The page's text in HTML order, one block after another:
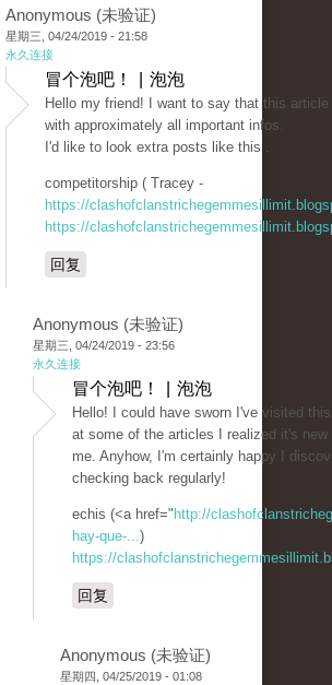
Anonymous (未验证)
星期三, 04/24/2019 - 21:58
永久连接
冒个泡吧！ | 泡泡
Hello my friend! I want to say that this
with approximately all important infos.
I'd like to look extra posts like this .
competitorship ( Tracey -
https://
https://
回复
Anonymous (未验证)
星期三, 04/24/2019 - 23:56
永久连接
冒个泡吧！ | 泡泡
Hello! I could have sworn I've visited
at some of the articles I realized it's new
me. Anyhow, I'm certainly happy I
checking back regularly!
echis (<a href=" http://
hay-que-...)
https://
回复
Anonymous (未验证)
星期四, 04/25/2019 - 01:08